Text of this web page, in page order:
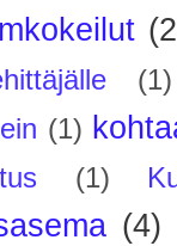
(1)
(1)
(1)
(4)